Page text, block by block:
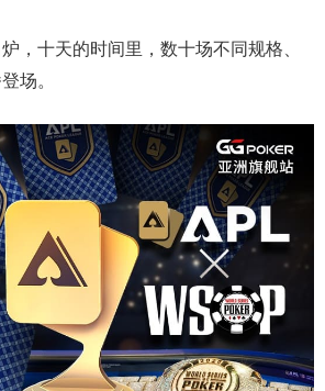
，十天的时间里，数十场不同规格、
场。